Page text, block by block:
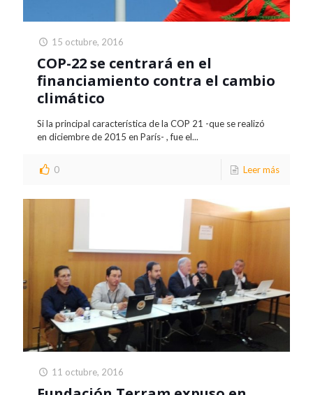
15 octubre, 2016
COP-22 se centrará en el
financiamiento contra el cambio
climático
Si la principal característica de la COP 21 -que se realizó
en diciembre de 2015 en París- , fue el...
0 Leer más
11 octubre, 2016